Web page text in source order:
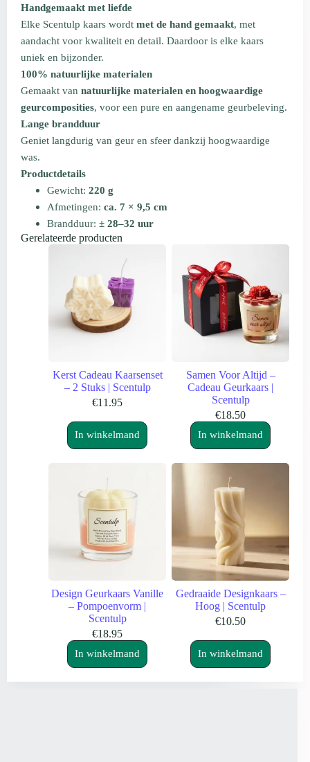
Handgemaakt met liefde
Elke Scentulp kaars wordt met de hand gemaakt, met
aandacht voor kwaliteit en detail. Daardoor is elke kaars
uniek en bijzonder.
100% natuurlijke materialen
Gemaakt van natuurlijke materialen en hoogwaardige
geurcomposities, voor een pure en aangename geurbeleving.
Lange brandduur
Geniet langdurig van geur en sfeer dankzij hoogwaardige
was.
Productdetails
Gewicht: 220 g
Afmetingen: ca. 7 × 9,5 cm
Brandduur: ± 28–32 uur
Gerelateerde producten
Kerst Cadeau Kaarsenset
– 2 Stuks | Scentulp
€11.95
In winkelmand
Samen Voor Altijd –
Cadeau Geurkaars |
Scentulp
€18.50
In winkelmand
Design Geurkaars Vanille
– Pompoenvorm |
Scentulp
€18.95
In winkelmand
Gedraaide Designkaars –
Hoog | Scentulp
€10.50
In winkelmand